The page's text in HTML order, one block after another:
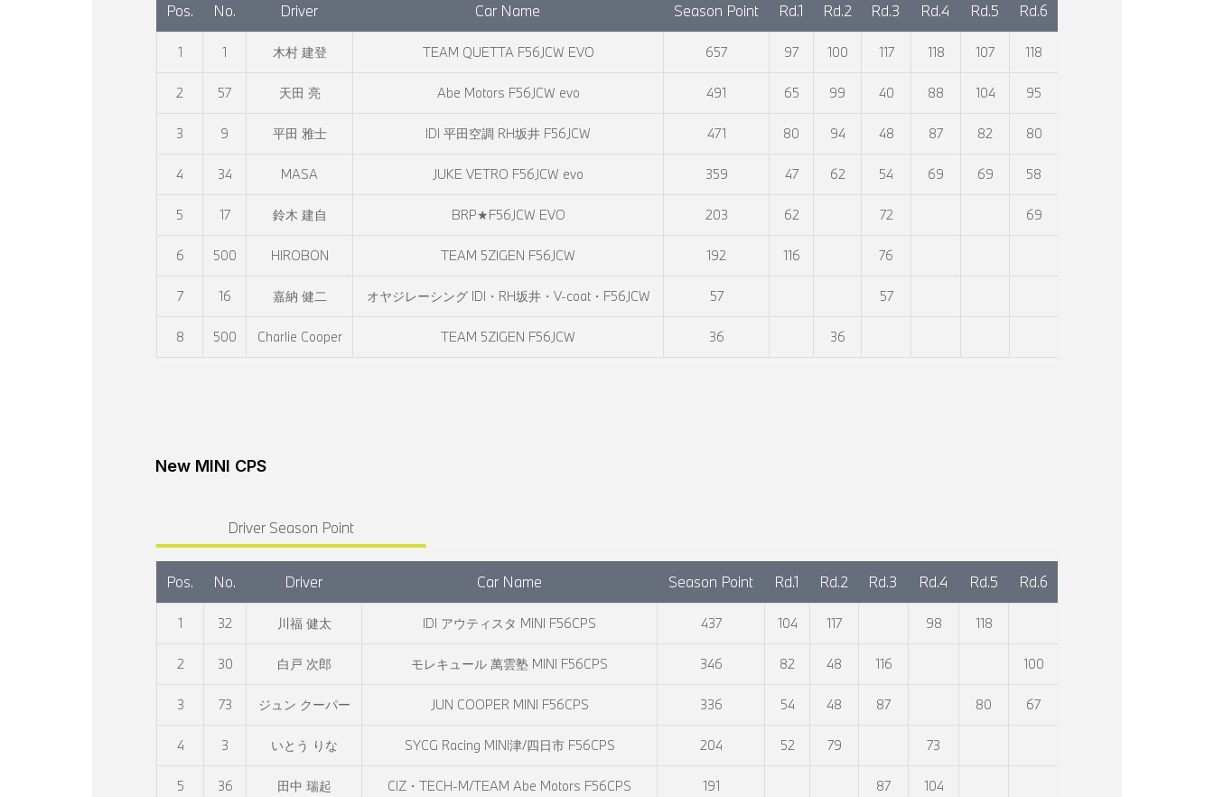
Pos. No. Driver Car Name Season Point Rd.1 Rd.2 Rd.3 Rd.4 Rd.5 Rd.6
1 1 木村 建登 TEAM QUETTA F56JCW EVO 657 97 100 117 118 107 118
2 57 天田 亮 Abe Motors F56JCW evo 491 65 99 40 88 104 95
3 9 平田 雅士 IDI 平田空調 RH坂井 F56JCW 471 80 94 48 87 82 80
4 34 MASA JUKE VETRO F56JCW evo 359 47 62 54 69 69 58
5 17 鈴木 建自 BRP★F56JCW EVO 203 62 72 69
6 500 HIROBON TEAM 5ZIGEN F56JCW 192 116 76
7 16 嘉納 健二 オヤジレーシング IDI・RH坂井・V-coat・F56JCW 57 57
8 500 Charlie Cooper TEAM 5ZIGEN F56JCW 36 36
New MINI CPS
Driver Season Point
Pos. No. Driver Car Name Season Point Rd.1 Rd.2 Rd.3 Rd.4 Rd.5 Rd.6
1 32 川福 健太 IDI アウティスタ MINI F56CPS 437 104 117 98 118
2 30 白戸 次郎 モレキュール 萬雲塾 MINI F56CPS 346 82 48 116 100
3 73 ジュン クーパー JUN COOPER MINI F56CPS 336 54 48 87 80 67
4 3 いとう りな SYCG Racing MINI津/四日市 F56CPS 204 52 79 73
5 36 田中 瑞起 CIZ・TECH-M/TEAM Abe Motors F56CPS 191 87 104